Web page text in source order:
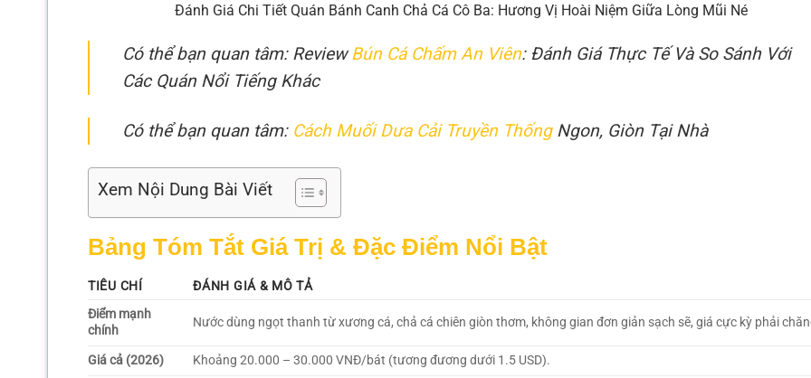
Đánh Giá Chi Tiết Quán Bánh Canh Chả Cá Cô Ba: Hương Vị Hoài Niệm Giữa Lòng Mũi Né
Có thể bạn quan tâm: ReviewBún Cá Chấm An Viên: Đánh Giá Thực Tế Và So Sánh Với
Các Quán Nổi Tiếng Khác
Có thể bạn quan tâm: Cách Muối Dưa Cải Truyền ThốngNgon, Giòn Tại Nhà
Xem Nội Dung Bài Viết
Bảng Tóm Tắt Giá Trị & Đặc Điểm Nổi Bật
TIÊU CHÍ
ĐÁNH GIÁ & MÔ TẢ
Điểm mạnh
chính
Nước dùng ngọt thanh từ xương cá, chả cá chiên giòn thơm, không gian đơn giản sạch sẽ, giá cực kỳ phải
Giá cả (2026) Khoảng 20.000 – 30.000 VNĐ/bát (tương đương dưới 1.5 USD).